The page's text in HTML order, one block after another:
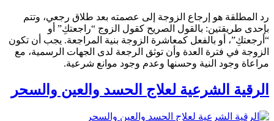
رد المطلقة هو إرجاع الزوجة إلى عصمته بعد طلاق رجعي، وتتم
بإحدى طريقتين: بالقول الصريح كقول الزوج “راجعتكِ” أو
“أرجعتكِ”، أو بالفعل كمعاشرة الزوجة بنية المراجعة. يجب أن تكون
الزوجة في فترة العدة وأن توثق الرجعة لدى الجهات الرسمية، مع
مراعاة وجود النية وحسنها وعدم وجود موانع شرعية.
الرقية الشرعية لعلاج الحسد والعين والسحر